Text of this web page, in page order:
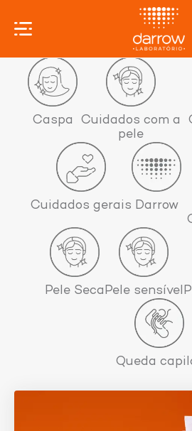
Caspa
Cuidados com a
pele
Cuidados gerais Darrow
Pele SecaPele sensível
Queda